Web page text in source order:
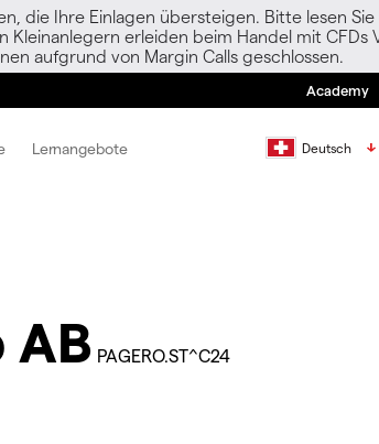
die Ihre Einlagen übersteigen. Bitte lesen
erleiden beim Handel mit
aufgrund von Margin Calls geschlossen.
Academy
Lernangebote Deutsch
AB PAGERO.ST^C24